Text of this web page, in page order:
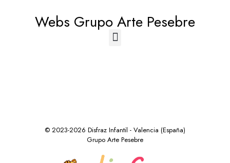
Webs Grupo Arte Pesebre
© 2023-2026 Disfraz Infantil - Valencia (España)
Grupo Arte Pesebre